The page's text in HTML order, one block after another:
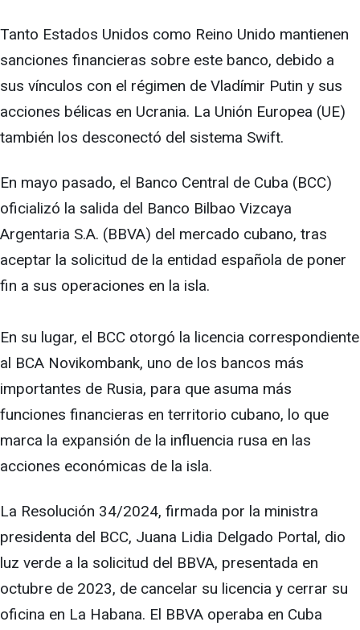
Tanto Estados Unidos como Reino Unido mantienen
sanciones financieras sobre este banco, debido a
sus vínculos con el régimen de Vladímir Putin y sus
acciones bélicas en Ucrania. La Unión Europea (UE)
también los desconectó del sistema Swift.
En mayo pasado, el Banco Central de Cuba (BCC)
oficializó la salida del Banco Bilbao Vizcaya
Argentaria S.A. (BBVA) del mercado cubano, tras
aceptar la solicitud de la entidad española de poner
fin a sus operaciones en la isla.
En su lugar, el BCC otorgó la licencia correspondiente
al BCA Novikombank, uno de los bancos más
importantes de Rusia, para que asuma más
funciones financieras en territorio cubano, lo que
marca la expansión de la influencia rusa en las
acciones económicas de la isla.
La Resolución 34/2024, firmada por la ministra
presidenta del BCC, Juana Lidia Delgado Portal, dio
luz verde a la solicitud del BBVA, presentada en
octubre de 2023, de cancelar su licencia y cerrar su
oficina en La Habana. El BBVA operaba en Cuba